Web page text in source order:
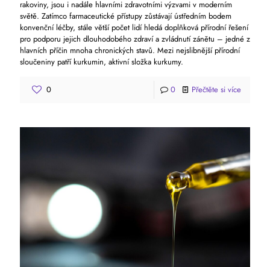
rakoviny, jsou i nadále hlavními zdravotními výzvami v moderním
světě. Zatímco farmaceutické přístupy zůstávají ústředním bodem
konvenční léčby, stále větší počet lidí hledá doplňková přírodní řešení
pro podporu jejich dlouhodobého zdraví a zvládnutí zánětu – jedné z
hlavních příčin mnoha chronických stavů. Mezi nejslibnější přírodní
sloučeniny patří kurkumin, aktivní složka kurkumy.
0 0 Přečtěte si více